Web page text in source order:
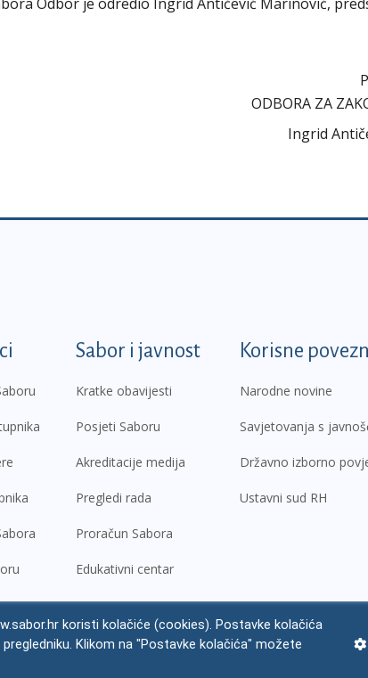
ODBORA ZA
Ingrid
Sabor i javnost
Kratke obavijesti
Posjeti Saboru
Akreditacije medija
Pregledi rada
Proračun Sabora
Edukativni centar
Korisne
Narodne novine
Savjetovanja s
Državno izborno
Ustavni sud RH
napomene Izjava o pristupačnosti Zaštita osobnih podataka
koristi kolačiće (cookies). Postavke kolačića
Klikom na "Postavke kolačića" možete